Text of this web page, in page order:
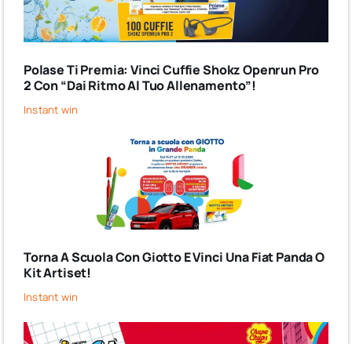
Polase Ti Premia: Vinci Cuffie Shokz Openrun Pro
2 Con “Dai Ritmo Al Tuo Allenamento”!
Instant win
Torna A Scuola Con Giotto E Vinci Una Fiat Panda O
Kit Artiset!
Instant win